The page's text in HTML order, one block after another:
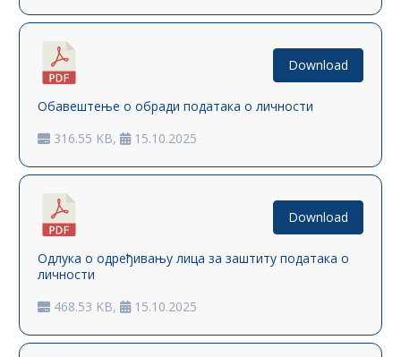
Обавештење о обради података о личности
316.55 KB,
15.10.2025
Download
Одлука о одређивању лица за заштиту података о
личности
468.53 KB,
15.10.2025
Download